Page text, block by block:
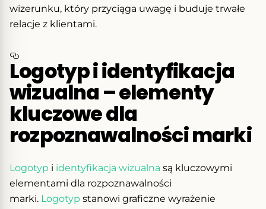
wizerunku, który przyciąga uwagę i buduje trwałe
relacje z klientami.
Logotyp i identyfikacja
wizualna – elementy
kluczowe dla
rozpoznawalności marki
Logotyp i identyfikacja wizualna są kluczowymi
elementami dla rozpoznawalności
marki. Logotyp stanowi graficzne wyrażenie